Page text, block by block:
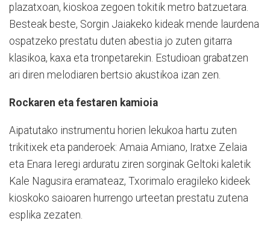
plazatxoan, kioskoa zegoen tokitik metro batzuetara.
Besteak beste, Sorgin Jaiakeko kideak mende laurdena
ospatzeko prestatu duten abestia jo zuten gitarra
klasikoa, kaxa eta tronpetarekin. Estudioan grabatzen
ari diren melodiaren bertsio akustikoa izan zen.
Rockaren eta festaren kamioia
Aipatutako instrumentu horien lekukoa hartu zuten
trikitixek eta panderoek: Amaia Amiano, Iratxe Zelaia
eta Enara Ieregi arduratu ziren sorginak Geltoki kaletik
Kale Nagusira eramateaz, Txorimalo eragileko kideek
kioskoko saioaren hurrengo urteetan prestatu zutena
esplika zezaten.